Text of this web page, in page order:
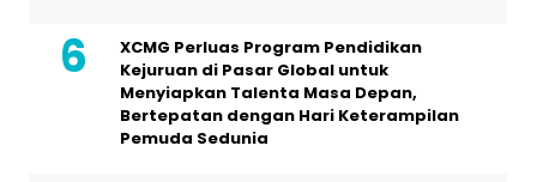
XCMG Perluas Program Pendidikan
Kejuruan di Pasar Global untuk
Menyiapkan Talenta Masa Depan,
Bertepatan dengan Hari Keterampilan
Pemuda Sedunia